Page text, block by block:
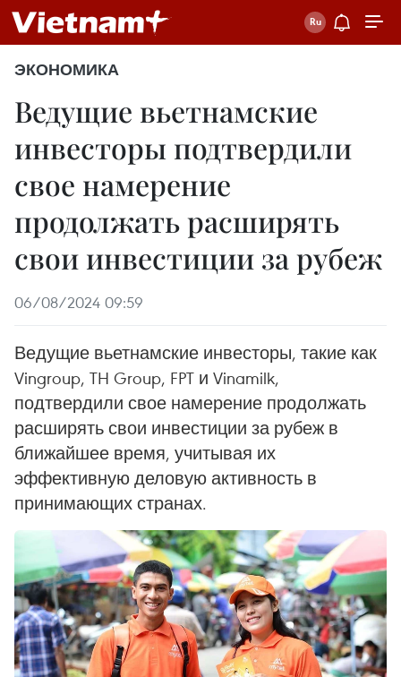
ЭКОНОМИКА
Ведущие вьетнамские
инвесторы подтвердили
свое намерение
продолжать расширять
свои инвестиции за рубеж
06/08/2024 09:59
Ведущие вьетнамские инвесторы, такие как
Vingroup, TH Group, FPT и Vinamilk,
подтвердили свое намерение продолжать
расширять свои инвестиции за рубеж в
ближайшее время, учитывая их
эффективную деловую активность в
принимающих странах.